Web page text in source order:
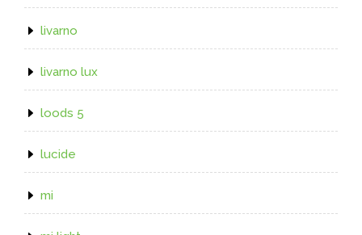
livarno
livarno lux
loods 5
lucide
mi